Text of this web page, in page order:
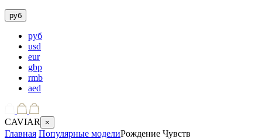
руб
руб
usd
eur
gbp
rmb
aed
CAVIAR ×
Главная Популярные моделиРождение Чувств